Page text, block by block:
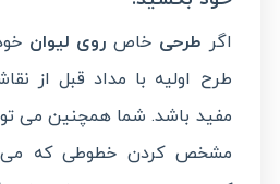
اگر طرحی خاص روی لیوان
طرح اولیه با مداد قبل از
مفید باشد. شما همچنین می
مشخص کردن خطوطی که می